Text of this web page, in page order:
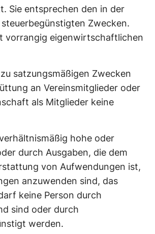
Sie entsprechen den in der
Zwecken.
vorrangig eigenwirtschaftlichen
satzungsmäßigen Zwecken
an Vereinsmitglieder oder
als Mitglieder keine
hohe oder
durch Ausgaben, die dem
von Aufwendungen ist,
anzuwenden sind, das
keine Person durch
sind oder durch
werden.